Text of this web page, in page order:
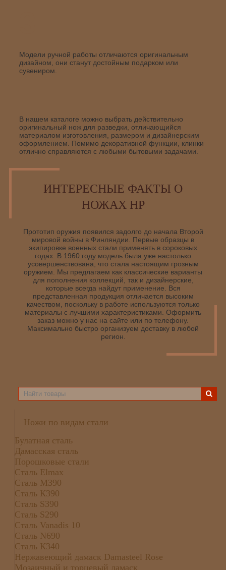
Модели ручной работы отличаются оригинальным
дизайном, они станут достойным подарком или
сувениром.
В нашем каталоге можно выбрать действительно
оригинальный нож для разведки, отличающийся
материалом изготовления, размером и дизайнерским
оформлением. Помимо декоративной функции, клинки
отлично справляются с любыми бытовыми задачами.
ИНТЕРЕСНЫЕ ФАКТЫ О
НОЖАХ НР
Прототип оружия появился задолго до начала Второй
мировой войны в Финляндии. Первые образцы в
экипировке военных стали применять в сороковых
годах. В 1960 году модель была уже настолько
усовершенствована, что стала настоящим грозным
оружием. Мы предлагаем как классические варианты
для пополнения коллекций, так и дизайнерские,
которые всегда найдут применение. Вся
представленная продукция отличается высоким
качеством, поскольку в работе используются только
материалы с лучшими характеристиками. Оформить
заказ можно у нас на сайте или по телефону.
Максимально быстро организуем доставку в любой
регион.
Ножи по видам стали
Булатная сталь
Дамасская сталь
Порошковые стали
Сталь Elmax
Сталь М390
Сталь К390
Сталь S390
Сталь S290
Сталь Vanadis 10
Сталь N690
Сталь К340
Нержавеющий дамаск Damasteel Rose
Мозаичный и торцевый дамаск